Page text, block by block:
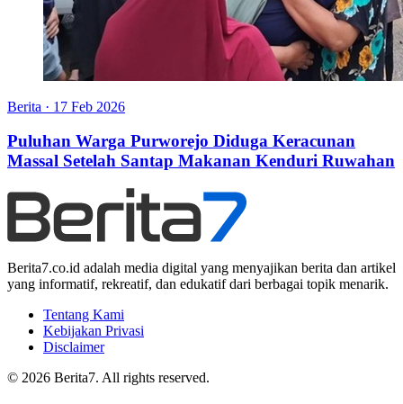
Berita · 17 Feb 2026
Puluhan Warga Purworejo Diduga Keracunan
Massal Setelah Santap Makanan Kenduri Ruwahan
Berita7.co.id adalah media digital yang menyajikan berita dan artikel
yang informatif, rekreatif, dan edukatif dari berbagai topik menarik.
Tentang Kami
Kebijakan Privasi
Disclaimer
© 2026 Berita7. All rights reserved.